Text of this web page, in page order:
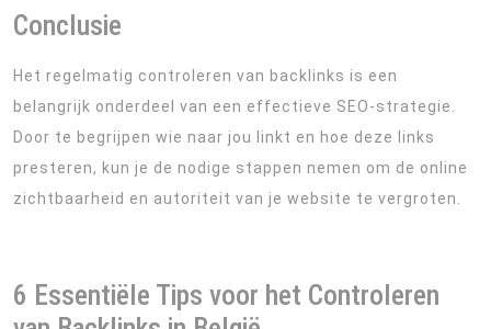
Conclusie
Het regelmatig controleren van backlinks is een
belangrijk onderdeel van een effectieve SEO-strategie.
Door te begrijpen wie naar jou linkt en hoe deze links
presteren, kun je de nodige stappen nemen om de online
zichtbaarheid en autoriteit van je website te vergroten.
6 Essentiële Tips voor het Controleren